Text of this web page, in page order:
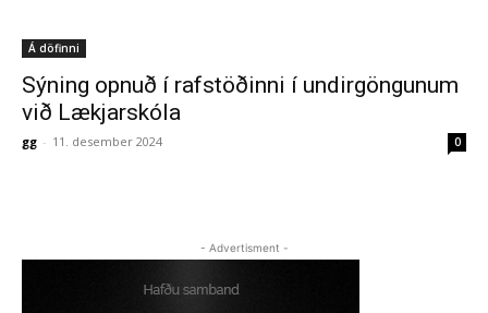
Á döfinni
Sýning opnuð í rafstöðinni í undirgöngunum
við Lækjarskóla
gg - 11. desember 2024 0
- Advertisment -